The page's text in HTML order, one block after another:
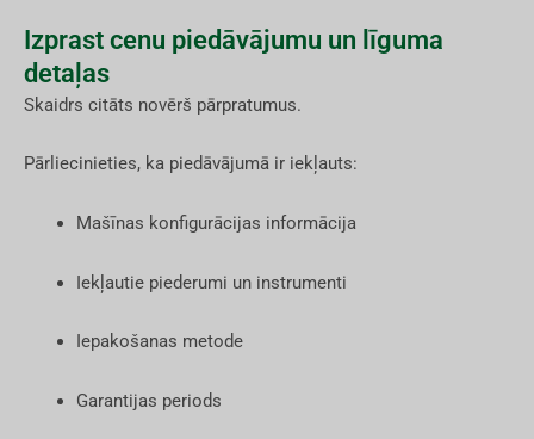
Izprast cenu piedāvājumu un līguma
detaļas
Skaidrs citāts novērš pārpratumus.
Pārliecinieties, ka piedāvājumā ir iekļauts:
Mašīnas konfigurācijas informācija
Iekļautie piederumi un instrumenti
Iepakošanas metode
Garantijas periods